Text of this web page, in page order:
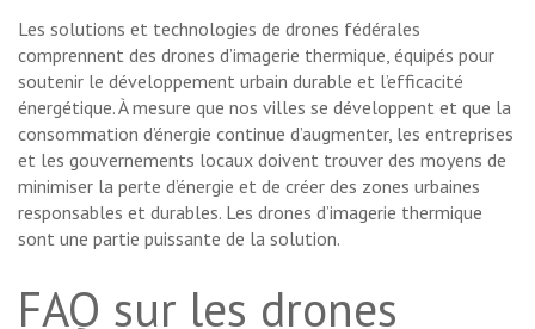
Les solutions et technologies de drones fédérales
comprennent des drones d’imagerie thermique, équipés pour
soutenir le développement urbain durable et l’efficacité
énergétique. À mesure que nos villes se développent et que la
consommation d’énergie continue d’augmenter, les entreprises
et les gouvernements locaux doivent trouver des moyens de
minimiser la perte d’énergie et de créer des zones urbaines
responsables et durables. Les drones d’imagerie thermique
sont une partie puissante de la solution.
FAQ sur les drones